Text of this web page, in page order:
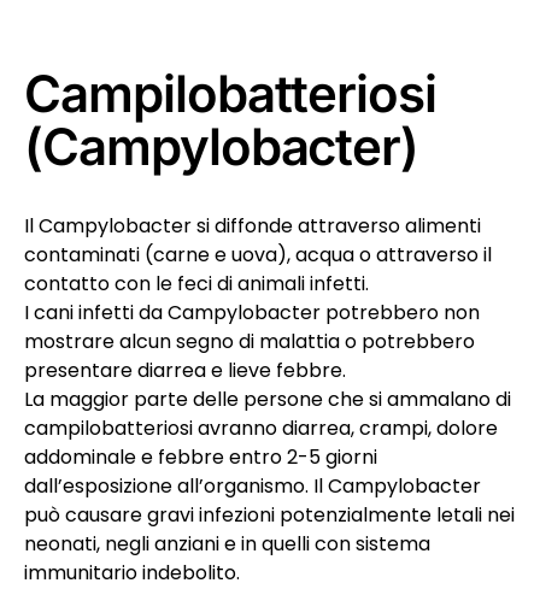
Campilobatteriosi
(Campylobacter)
Il Campylobacter si diffonde attraverso alimenti
contaminati (carne e uova), acqua o attraverso il
contatto con le feci di animali infetti.
I cani infetti da Campylobacter potrebbero non
mostrare alcun segno di malattia o potrebbero
presentare diarrea e lieve febbre.
La maggior parte delle persone che si ammalano di
campilobatteriosi avranno diarrea, crampi, dolore
addominale e febbre entro 2-5 giorni
dall’esposizione all’organismo. Il Campylobacter
può causare gravi infezioni potenzialmente letali nei
neonati, negli anziani e in quelli con sistema
immunitario indebolito.